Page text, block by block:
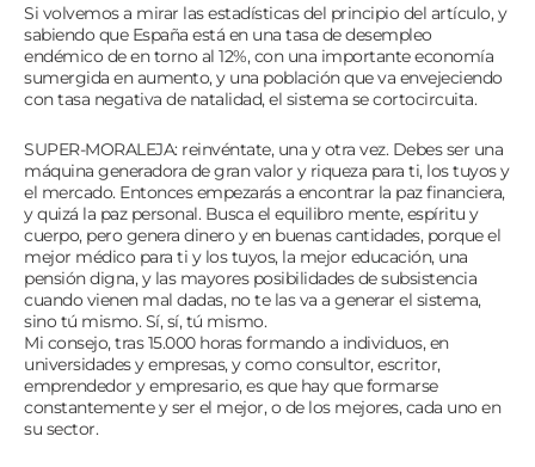
Si volvemos a mirar las estadísticas del principio del artículo, y
sabiendo que España está en una tasa de desempleo
endémico de en torno al 12%, con una importante economía
sumergida en aumento, y una población que va envejeciendo
con tasa negativa de natalidad, el sistema se cortocircuita.
SUPER-MORALEJA: reinvéntate, una y otra vez. Debes ser una
máquina generadora de gran valor y riqueza para ti, los tuyos y
el mercado. Entonces empezarás a encontrar la paz financiera,
y quizá la paz personal. Busca el equilibro mente, espíritu y
cuerpo, pero genera dinero y en buenas cantidades, porque el
mejor médico para ti y los tuyos, la mejor educación, una
pensión digna, y las mayores posibilidades de subsistencia
cuando vienen mal dadas, no te las va a generar el sistema,
sino tú mismo. Sí, sí, tú mismo.
Mi consejo, tras 15.000 horas formando a individuos, en
universidades y empresas, y como consultor, escritor,
emprendedor y empresario, es que hay que formarse
constantemente y ser el mejor, o de los mejores, cada uno en
su sector.